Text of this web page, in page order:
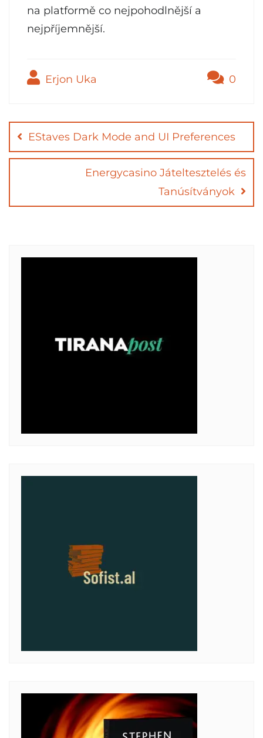
na platformě co nejpohodlnější a
nejpříjemnější.
Erjon Uka 0
navigation
EStaves Dark Mode and UI Preferences
Energycasino Játeltesztelés és
Tanúsítványok